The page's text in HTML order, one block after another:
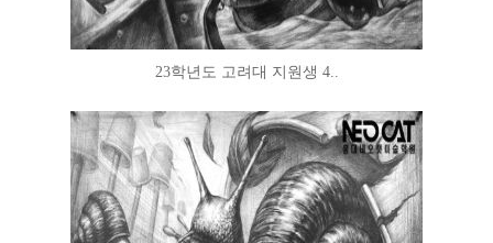
23학년도 고려대 지원생 4..